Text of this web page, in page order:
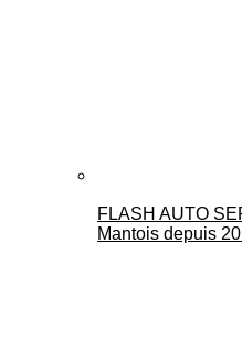
FLASH AUTO
Mantois depuis